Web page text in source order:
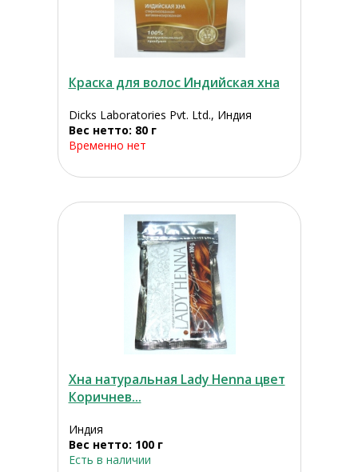
Краска для волос Индийская хна
Dicks Laboratories Pvt. Ltd., Индия
Вес нетто: 80 г
Временно нет
Хна натуральная Lady Henna цвет
Коричнев...
Индия
Вес нетто: 100 г
Есть в наличии